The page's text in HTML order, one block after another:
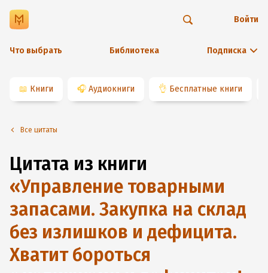
Что выбрать Библиотека Подписка
Войти
📖 Книги 🎧 Аудиокниги 👌 Бесплатные книги
Все цитаты
Цитата из книги
«Управление товарными
запасами. Закупка на склад
без излишков и дефицита.
Хватит бороться